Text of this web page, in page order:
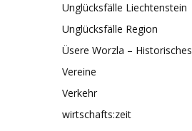
Unglücksfälle Liechtenstein
Unglücksfälle Region
Üsere Worzla – Historisches
Vereine
Verkehr
wirtschafts:zeit